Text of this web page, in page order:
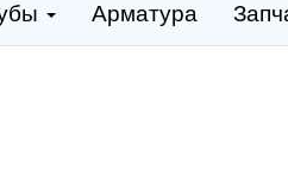
Арматура